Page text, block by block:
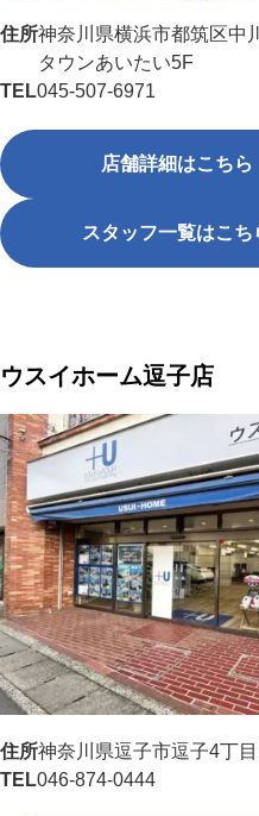
住所神奈川県横浜市都筑区中
タウンあいたい5F
TEL045-507-6971
店舗詳細はこちら
スタッフ一覧はこち
ウスイホーム逗子店
住所神奈川県逗子市逗子4丁
TEL046-874-0444